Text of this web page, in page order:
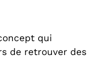
qui
de retrouver des